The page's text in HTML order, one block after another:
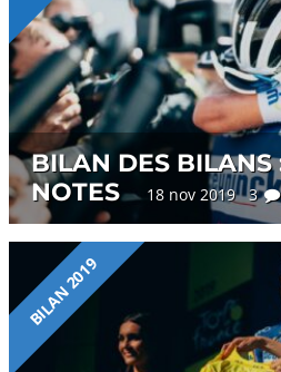
BILAN DES BILANS
NOTES
18 nov 2019 3
BILAN 2019